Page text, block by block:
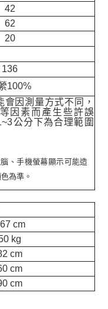
42
62
20
136
100%
會因測量方式不同，
因素而產生些許誤
公分下為合理範圍
、手機螢幕顯示可能造
為準。
cm
kg
cm
cm
cm